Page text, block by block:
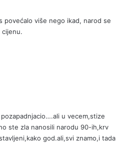
povećalo više nego ikad, narod se
cijenu.
u vecem,stize
ste zla nanosili narodu 90-ih,krv
god.ali,svi znamo,i tada